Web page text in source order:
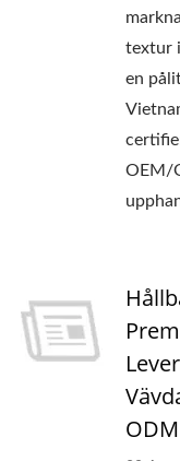
textur
en
OEM/